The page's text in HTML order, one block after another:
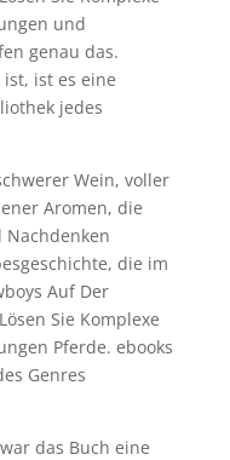
und
genau das.
ist es eine
jedes
Wein, voller
Aromen, die
die im
Auf Der
Sie Komplexe
Pferde. ebooks
Genres
das Buch eine